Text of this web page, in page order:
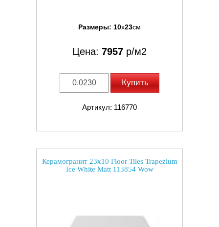
Размеры: 10x23см
Цена: 7957 р/м2
Купить
Артикул: 116770
Керамогранит 23x10 Floor Tiles Trapezium
Ice White Matt 113854 Wow